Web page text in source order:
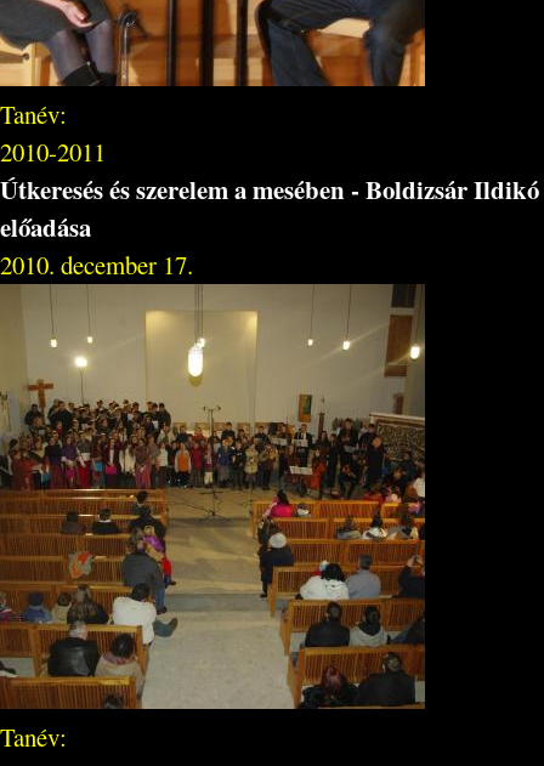
Tanév:
2010-2011
Útkeresés és szerelem a mesében - Boldizsár Ildikó
előadása
2010. december 17.
Tanév: